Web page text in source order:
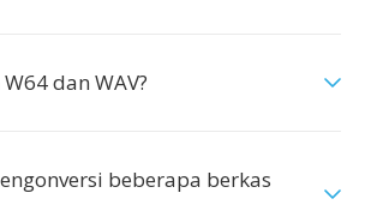
dan WAV?
beberapa berkas